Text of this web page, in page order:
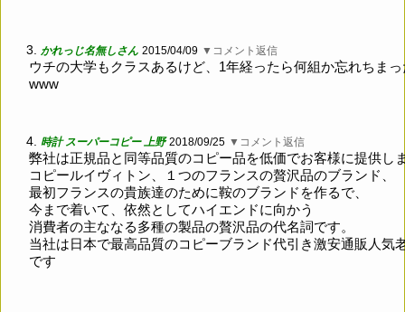
3. かれっじ名無しさん 2015/04/09 ▼コメント返信
ウチの大学もクラスあるけど、1年経ったら何組か忘れちまっ
www
4. 時計 スーパーコピー 上野 2018/09/25 ▼コメント返信
弊社は正規品と同等品質のコピー品を低価でお客様に提供し
コピールイヴィトン、１つのフランスの贅沢品のブランド、
最初フランスの貴族達のために鞍のブランドを作るで、
今まで着いて、依然としてハイエンドに向かう
消費者の主ななる多種の製品の贅沢品の代名詞です。
当社は日本で最高品質のコピーブランド代引き激安通販人気
です